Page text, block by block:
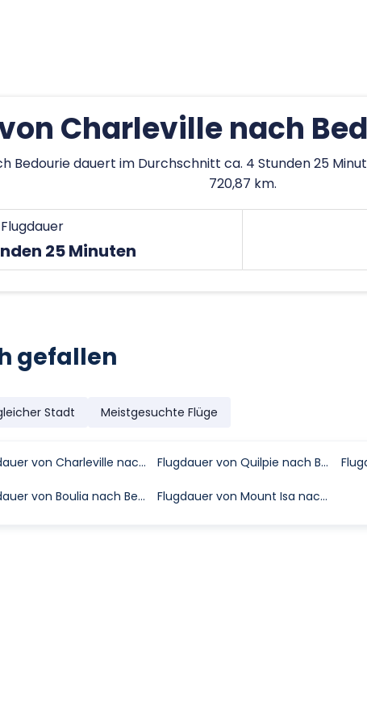
Charleville nach
Bedourie dauert im Durchschnitt ca. 4 Stunden 25
720,87 km.
Flugdauer
25 Minuten
gefallen
Stadt Meistgesuchte Flüge
Flugdauer von Charleville nach Bedourie Flugdauer von Quilpie nach Bedourie
Flugdauer von Boulia nach Bedourie Flugdauer von Mount Isa nach Bedourie